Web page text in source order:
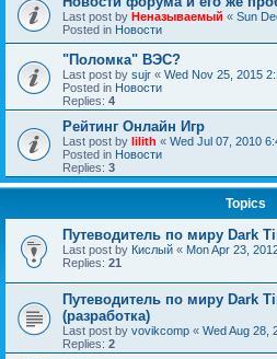
Last post by Неназываемый « Sun
Posted in Новости
"Поломка" ВЭС?
Last post by sujr « Wed Nov 25, 2015
Posted in Новости
Replies: 4
Рейтинг Онлайн Игр
Last post by lilith « Wed Jul 07, 2010
Posted in Новости
Replies: 3
Topics
Путеводитель по миру Dark
Last post by Кислый « Mon Apr 23,
Replies: 21
Путеводитель по миру Dark
(разработка)
Last post by vovikcomp « Wed Aug 28,
Replies: 2